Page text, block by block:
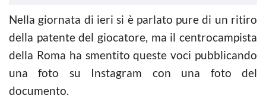
Nella giornata di ieri si è parlato pure di un ritiro
della patente del giocatore, ma il centrocampista
della Roma ha smentito queste voci pubblicando
una foto su Instagram con una foto del
documento.